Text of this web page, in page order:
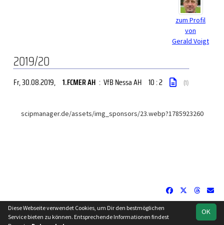
zum Profil
von
Gerald Voigt
2019/20
Fr, 30.08.2019, 1.FCMER AH : VfB Nessa AH 10 : 2 (1)
scipmanager.de/assets/img_sponsors/23.webp?1785923260
soccero.de OK
Diese Webseite verwendet Cookies, um Dir den bestmöglichen
Service bieten zu können. Entsprechende Informationen findest